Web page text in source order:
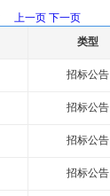
上一页 下一页
类型
招标公告
招标公告
招标公告
招标公告